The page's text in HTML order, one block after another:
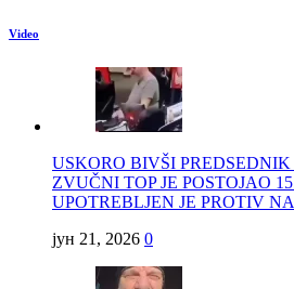
Video
USKORO BIVŠI
ZVUČNI TOP JE POSTOJAO
UPOTREBLJEN JE PROTIV
јун 21, 2026 0